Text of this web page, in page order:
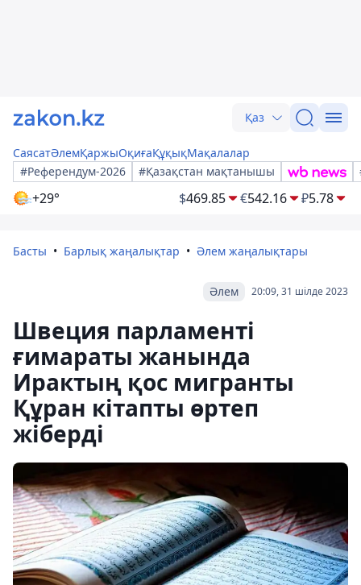
Қаз
СаясатӘлемҚаржыОқиғаҚұқықМақалалар
#Референдум-2026
#Қазақстан мақтанышы
+29° $469.85 €542.16 ₽5.78
Басты Барлық жаңалықтар Әлем жаңалықтары
20:09, 31 шілде 2023
Әлем
Швеция парламенті
ғимараты жанында
Ирактың қос мигранты
Құран кітапты өртеп
жіберді